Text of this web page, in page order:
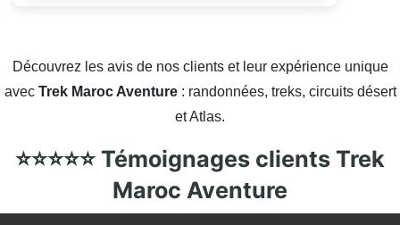
Découvrez les avis de nos clients et leur expérience unique
avec Trek Maroc Aventure: randonnées, treks, circuits désert
et Atlas.
⭐⭐⭐⭐⭐ Témoignages clients Trek
Maroc Aventure